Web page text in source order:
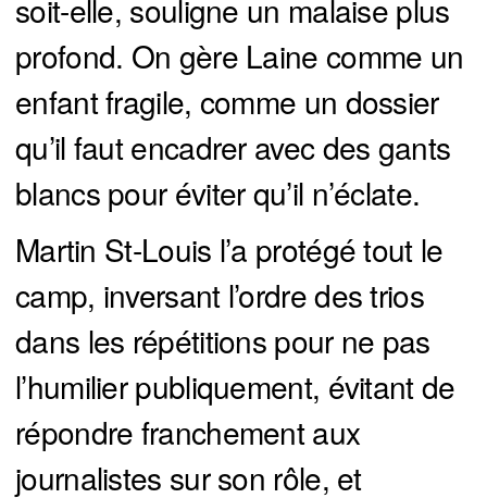
soit-elle, souligne un malaise plus
profond. On gère Laine comme un
enfant fragile, comme un dossier
qu’il faut encadrer avec des gants
blancs pour éviter qu’il n’éclate.
Martin St-Louis l’a protégé tout le
camp, inversant l’ordre des trios
dans les répétitions pour ne pas
l’humilier publiquement, évitant de
répondre franchement aux
journalistes sur son rôle, et